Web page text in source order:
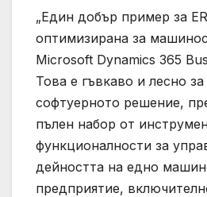
„Един добър пример за
оптимизирана за
Microsoft Dynamics 365
Това е гъвкаво и лесно
софтуерното решение,
пълен набор от
функционалности за
дейността на едно
предприятие,